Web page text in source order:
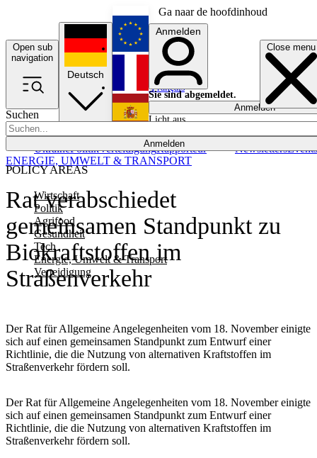
Ga naar de hoofdinhoud
Open sub
navigation
Close menu
Suchen
Anmelden
POLICY AREAS
Wirtschaft
Politik
Agrifood
Gesundheit
Tech
Energie, Umwelt & Transport
Verteidigung
UkrainePolitikVerteidigungRapporteur NewslettersEvents
Deutsch
English
Français
Anmelden
Sie sind abgemeldet.
Anmelden
Licht aus
Rat verabschiedet
gemeinsamen Standpunkt zu
Biokraftstoffen im
Straßenverkehr
Der Rat für Allgemeine Angelegenheiten vom 18. November einigte
sich auf einen gemeinsamen Standpunkt zum Entwurf einer
Richtlinie, die die Nutzung von alternativen Kraftstoffen im
Straßenverkehr fördern soll.
ENERGIE, UMWELT & TRANSPORT
Der Rat für Allgemeine Angelegenheiten vom 18. November einigte
sich auf einen gemeinsamen Standpunkt zum Entwurf einer
Richtlinie, die die Nutzung von alternativen Kraftstoffen im
Straßenverkehr fördern soll.